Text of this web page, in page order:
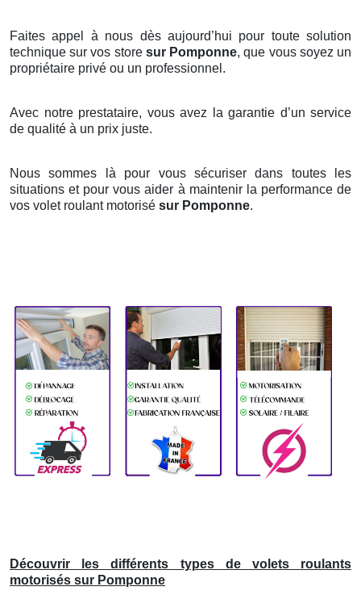
Faites appel à nous dès aujourd’hui pour toute solution
technique sur vos store sur Pomponne, que vous soyez un
propriétaire privé ou un professionnel.
Avec notre prestataire, vous avez la garantie d’un service
de qualité à un prix juste.
Nous sommes là pour vous sécuriser dans toutes les
situations et pour vous aider à maintenir la performance de
vos volet roulant motorisé sur Pomponne.
Découvrir les différents types de volets roulants
motorisés sur Pomponne